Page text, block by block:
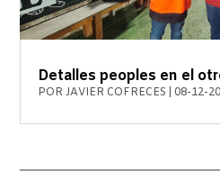
Detalles peoples en el
PORJAVIER COFRECES 08-12-